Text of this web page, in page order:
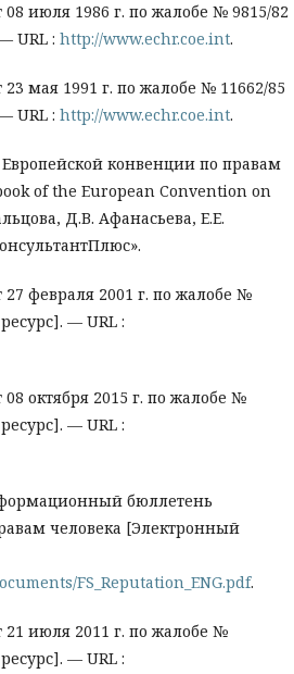
июля 1986 г. по жалобе № 9815/82
URL : http://www.echr.coe.int.
мая 1991 г. по жалобе № 11662/85
URL : http://www.echr.coe.int.
конвенции по правам
of the European Convention on
Д.В. Афанасьева, Е.Е.
февраля 2001 г. по жалобе №
— URL :
октября 2015 г. по жалобе №
— URL :
бюллетень
человека [Электронный
FS_Reputation_ENG.pdf.
июля 2011 г. по жалобе №
— URL :